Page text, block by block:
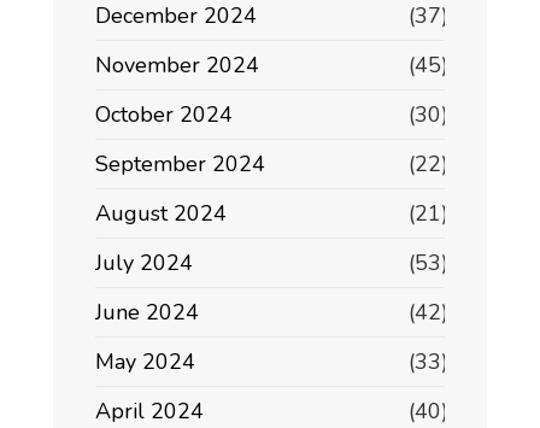
December 2024
(37)
November 2024
(45)
October 2024
(30)
September 2024
(22)
August 2024
(21)
July 2024
(53)
June 2024
(42)
May 2024
(33)
April 2024
(40)